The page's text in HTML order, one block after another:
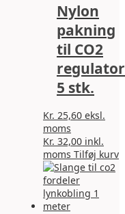
Nylon
pakning
til CO2
regulator
5 stk.
Kr. 25,60 eksl.
moms
Kr. 32,00 inkl.
moms Tilføj kurv